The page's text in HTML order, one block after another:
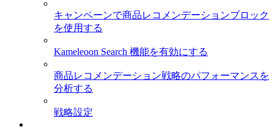
キャンペーンで商品レコメンデーションブロック
を使用する
Kameleoon Search 機能を有効にする
商品レコメンデーション戦略のパフォーマンスを
分析する
戦略設定